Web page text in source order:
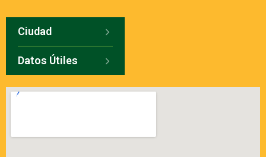
Ciudad
Datos Útiles